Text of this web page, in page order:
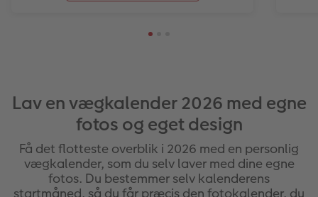
Lav en vægkalender 2026 med egne
fotos og eget design
Få det flotteste overblik i 2026 med en personlig
vægkalender, som du selv laver med dine egne
fotos. Du bestemmer selv kalenderens
startmåned, så du får præcis den fotokalender, du